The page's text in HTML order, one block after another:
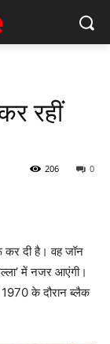
रहीं
0
206
कर दी है। वह जॉन
में नजर आएंगी।
1970 के दौरान ब्लैक